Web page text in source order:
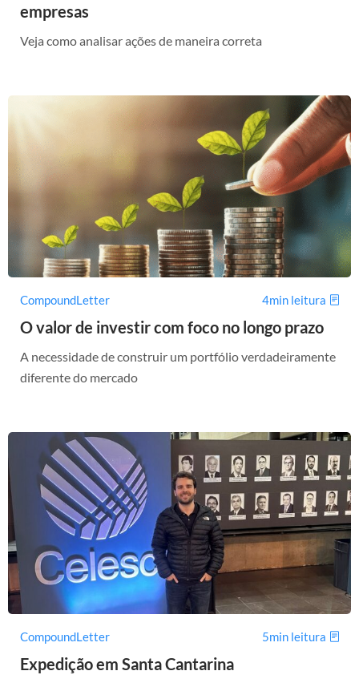
empresas
Veja como analisar ações de maneira correta
CompoundLetter 4min leitura
O valor de investir com foco no longo prazo
A necessidade de construir um portfólio verdadeiramente
diferente do mercado
CompoundLetter 5min leitura
Expedição em Santa Cantarina